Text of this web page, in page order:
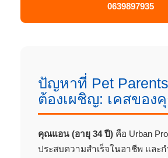
0639897935
ปัญหาที่ Pet
ต้องเผชิญ: เคสของ
คุณแอน (อายุ 34 ปี) คือ Urban
ประสบความสำเร็จในอาชีพ และ